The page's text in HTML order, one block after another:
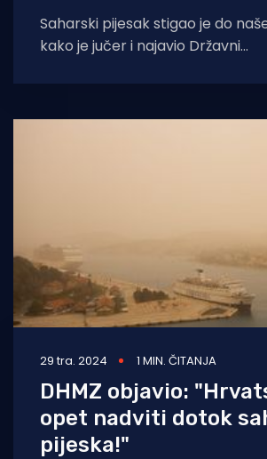
Saharski pijesak stigao je do
kako je jučer i najavio Državni
29 tra. 2024 1 MIN. ČITANJA
DHMZ objavio:
opet nadviti dotok
pijeska!"